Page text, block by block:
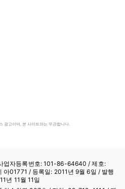
광고이며, 본 사이트와는 무관합니다.
업자등록번호: 101-86-64640 / 제호:
아01771 / 등록일: 2011년 9월 6일 / 발행
년 11월 11일